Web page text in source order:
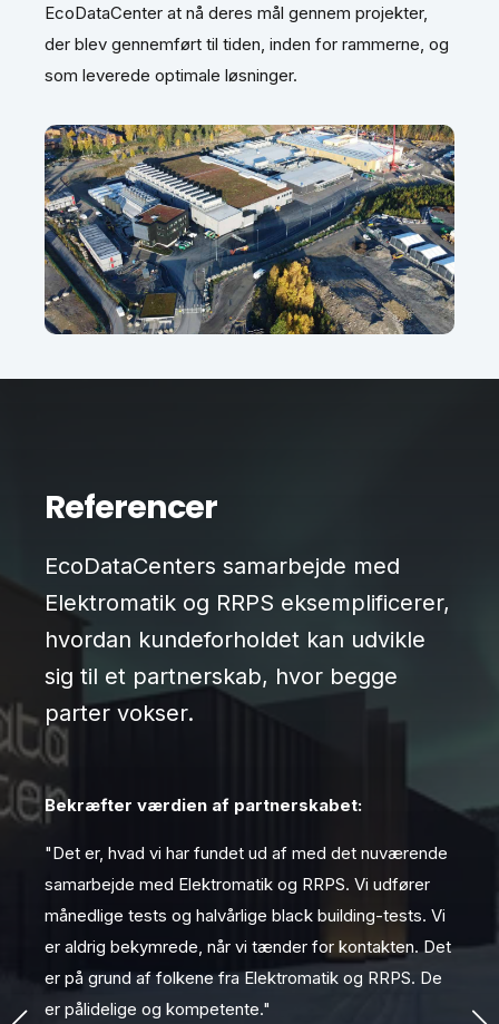
EcoDataCenter at nå deres mål gennem projekter,
der blev gennemført til tiden, inden for rammerne, og
som leverede optimale løsninger.
Referencer
EcoDataCenters samarbejde med
Elektromatik og RRPS eksemplificerer,
hvordan kundeforholdet kan udvikle
sig til et partnerskab, hvor begge
parter vokser.
Bekræfter værdien af partnerskabet:
"Det er, hvad vi har fundet ud af med det nuværende
samarbejde med Elektromatik og RRPS. Vi udfører
månedlige tests og halvårlige black building-tests. Vi
er aldrig bekymrede, når vi tænder for kontakten. Det
er på grund af folkene fra Elektromatik og RRPS. De
er pålidelige og kompetente."